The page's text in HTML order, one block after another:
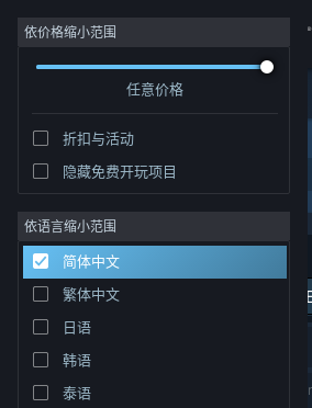
登录
社区
关于
客服
更改语言
获取 Steam 手机应用
依价格缩小范围
任意价格
折扣与活动
隐藏免费开玩项目
依语言缩小范围
简体中文
繁体中文
日语
韩语
泰语
"World of Outlaws: Dirt Racing 24 Gold Edition"
排序依据 相关性
1 项完全匹配，已根据您的偏好进行了审查。
已按偏好排除